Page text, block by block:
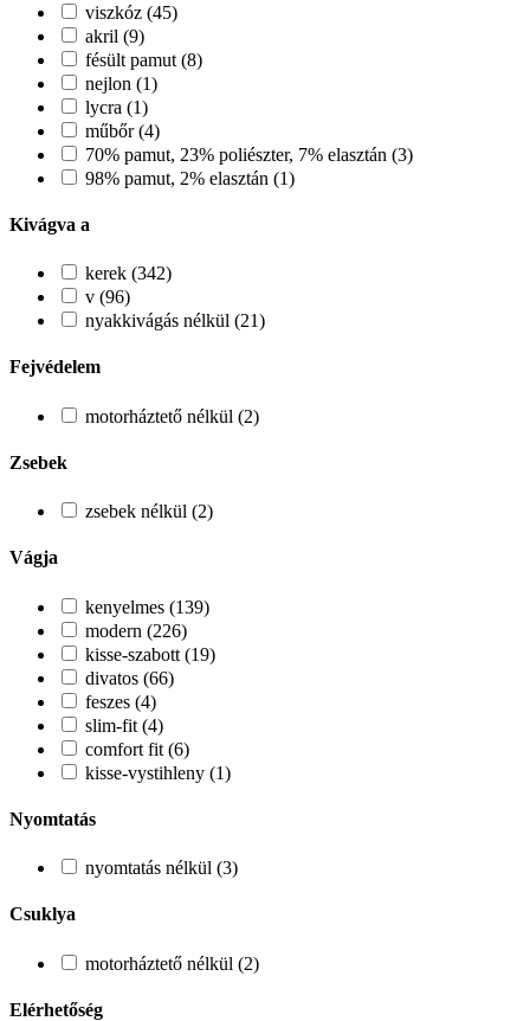
viszkóz (45)
akril (9)
fésült pamut (8)
nejlon (1)
lycra (1)
műbőr (4)
70% pamut, 23% poliészter, 7% elasztán (3)
98% pamut, 2% elasztán (1)
Kivágva a
kerek (342)
v (96)
nyakkivágás nélkül (21)
Fejvédelem
motorháztető nélkül (2)
Zsebek
zsebek nélkül (2)
Vágja
kenyelmes (139)
modern (226)
kisse-szabott (19)
divatos (66)
feszes (4)
slim-fit (4)
comfort fit (6)
kisse-vystihleny (1)
Nyomtatás
nyomtatás nélkül (3)
Csuklya
motorháztető nélkül (2)
Elérhetőség